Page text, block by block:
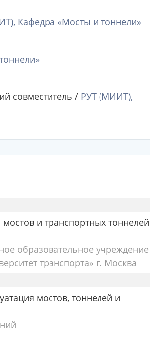
Кафедра «Мосты и тоннели»
совместитель / РУТ (МИИТ),
и транспортных
образовательное учреждение
транспорта» г. Москва
мостов, тоннелей и